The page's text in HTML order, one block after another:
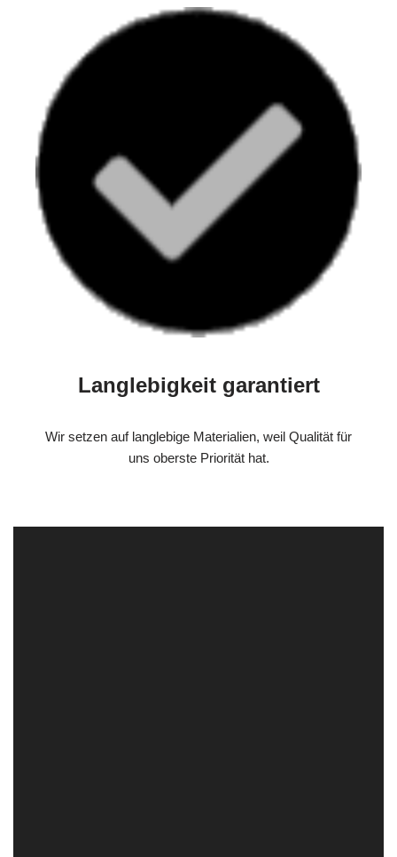
Langlebigkeit garantiert
Wir setzen auf langlebige Materialien, weil Qualität für
uns oberste Priorität hat.